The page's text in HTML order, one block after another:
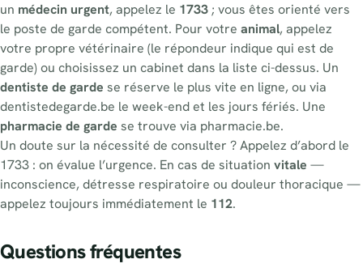
un médecin urgent, appelez le 1733; vous êtes orienté vers
le poste de garde compétent. Pour votre animal, appelez
votre propre vétérinaire (le répondeur indique qui est de
garde) ou choisissez un cabinet dans la liste ci-dessus. Un
dentiste de garde se réserve le plus vite en ligne, ou via
dentistedegarde.be le week-end et les jours fériés. Une
pharmacie de garde se trouve via pharmacie.be.
Un doute sur la nécessité de consulter ? Appelez d’abord le
1733 : on évalue l’urgence. En cas de situation vitale —
inconscience, détresse respiratoire ou douleur thoracique —
appelez toujours immédiatement le 112.
Questions fréquentes